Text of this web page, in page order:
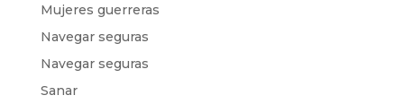
Mujeres guerreras
Navegar seguras
Navegar seguras
Sanar